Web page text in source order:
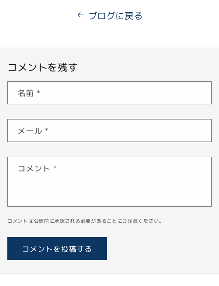
ブログに戻る
コメントを残す
名前 *
メール *
コメント *
コメントは公開前に承認される必要があることにご注意ください。